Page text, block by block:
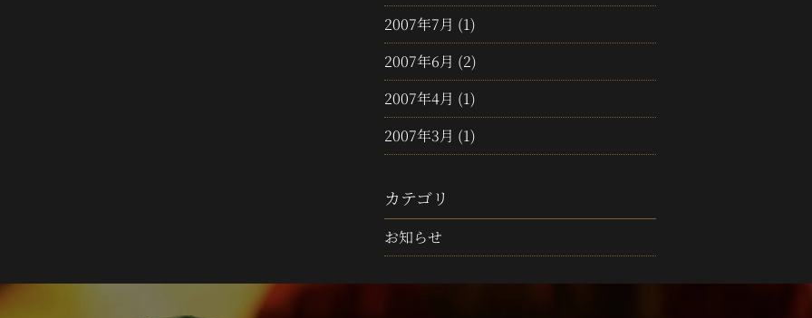
2007年7月 (1)
2007年6月 (2)
2007年4月 (1)
2007年3月 (1)
カテゴリ
お知らせ